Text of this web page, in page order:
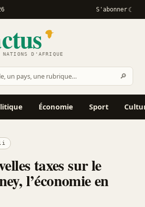
S'abonner
D'AFRIQUE
🔎
Économie Sport
taxes sur le
l’économie en